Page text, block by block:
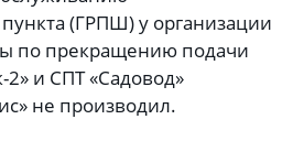
пункта (ГРПШ) у организации
по прекращению подачи
2» и СПТ «Садовод»
не производил.